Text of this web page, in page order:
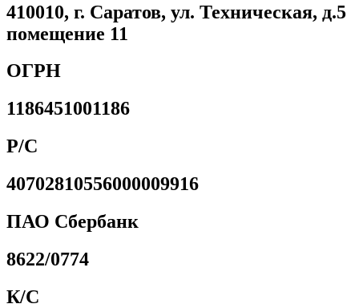
410010, г. Саратов, ул. Техническая, д.5
помещение 11
ОГРН
1186451001186
Р/С
40702810556000009916
ПАО Сбербанк
8622/0774
К/С